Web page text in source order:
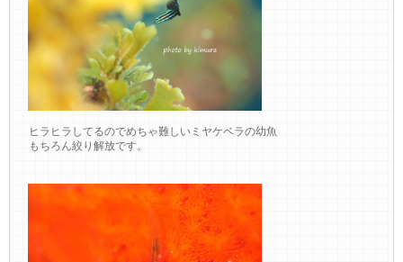
ヒラヒラしてるのでめちゃ難しいミヤケベラの幼魚
もちろん絞り解放です。